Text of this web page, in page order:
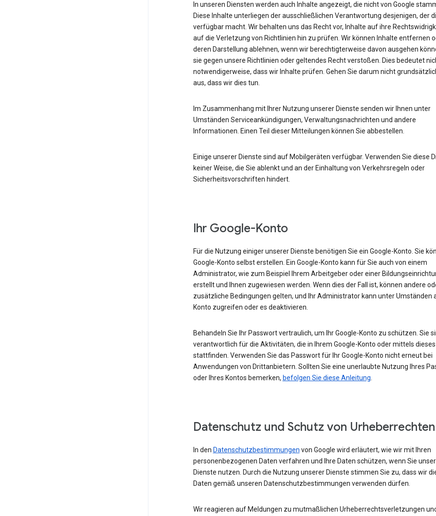
In unseren Diensten werden auch Inhalte angezeigt, die nicht von Google
Diese Inhalte unterliegen der ausschließlichen Verantwortung desjenigen, der
verfügbar macht. Wir behalten uns das Recht vor, Inhalte auf ihre
auf die Verletzung von Richtlinien hin zu prüfen. Wir können Inhalte entfernen
deren Darstellung ablehnen, wenn wir berechtigterweise davon ausgehen
sie gegen unsere Richtlinien oder geltendes Recht verstoßen. Dies bedeutet
notwendigerweise, dass wir Inhalte prüfen. Gehen Sie darum nicht
aus, dass wir dies tun.
Im Zusammenhang mit Ihrer Nutzung unserer Dienste senden wir Ihnen unter
Umständen Serviceankündigungen, Verwaltungsnachrichten und andere
Informationen. Einen Teil dieser Mitteilungen können Sie abbestellen.
Einige unserer Dienste sind auf Mobilgeräten verfügbar. Verwenden Sie diese
keiner Weise, die Sie ablenkt und an der Einhaltung von Verkehrsregeln oder
Sicherheitsvorschriften hindert.
Ihr Google-Konto
Für die Nutzung einiger unserer Dienste benötigen Sie ein Google-Konto. Sie
Google-Konto selbst erstellen. Ein Google-Konto kann für Sie auch von einem
Administrator, wie zum Beispiel Ihrem Arbeitgeber oder einer
erstellt und Ihnen zugewiesen werden. Wenn dies der Fall ist, können andere
zusätzliche Bedingungen gelten, und Ihr Administrator kann unter Umständen
Konto zugreifen oder es deaktivieren.
Behandeln Sie Ihr Passwort vertraulich, um Ihr Google-Konto zu schützen. Sie
verantwortlich für die Aktivitäten, die in Ihrem Google-Konto oder mittels
stattfinden. Verwenden Sie das Passwort für Ihr Google-Konto nicht erneut bei
Anwendungen von Drittanbietern. Sollten Sie eine unerlaubte Nutzung Ihres
oder Ihres Kontos bemerken, befolgen Sie diese Anleitung.
Datenschutz und Schutz von Urheberrechten
In den Datenschutzbestimmungen von Google wird erläutert, wie wir mit Ihren
personenbezogenen Daten verfahren und Ihre Daten schützen, wenn Sie
Dienste nutzen. Durch die Nutzung unserer Dienste stimmen Sie zu, dass wir
Daten gemäß unseren Datenschutzbestimmungen verwenden dürfen.
Wir reagieren auf Meldungen zu mutmaßlichen Urheberrechtsverletzungen